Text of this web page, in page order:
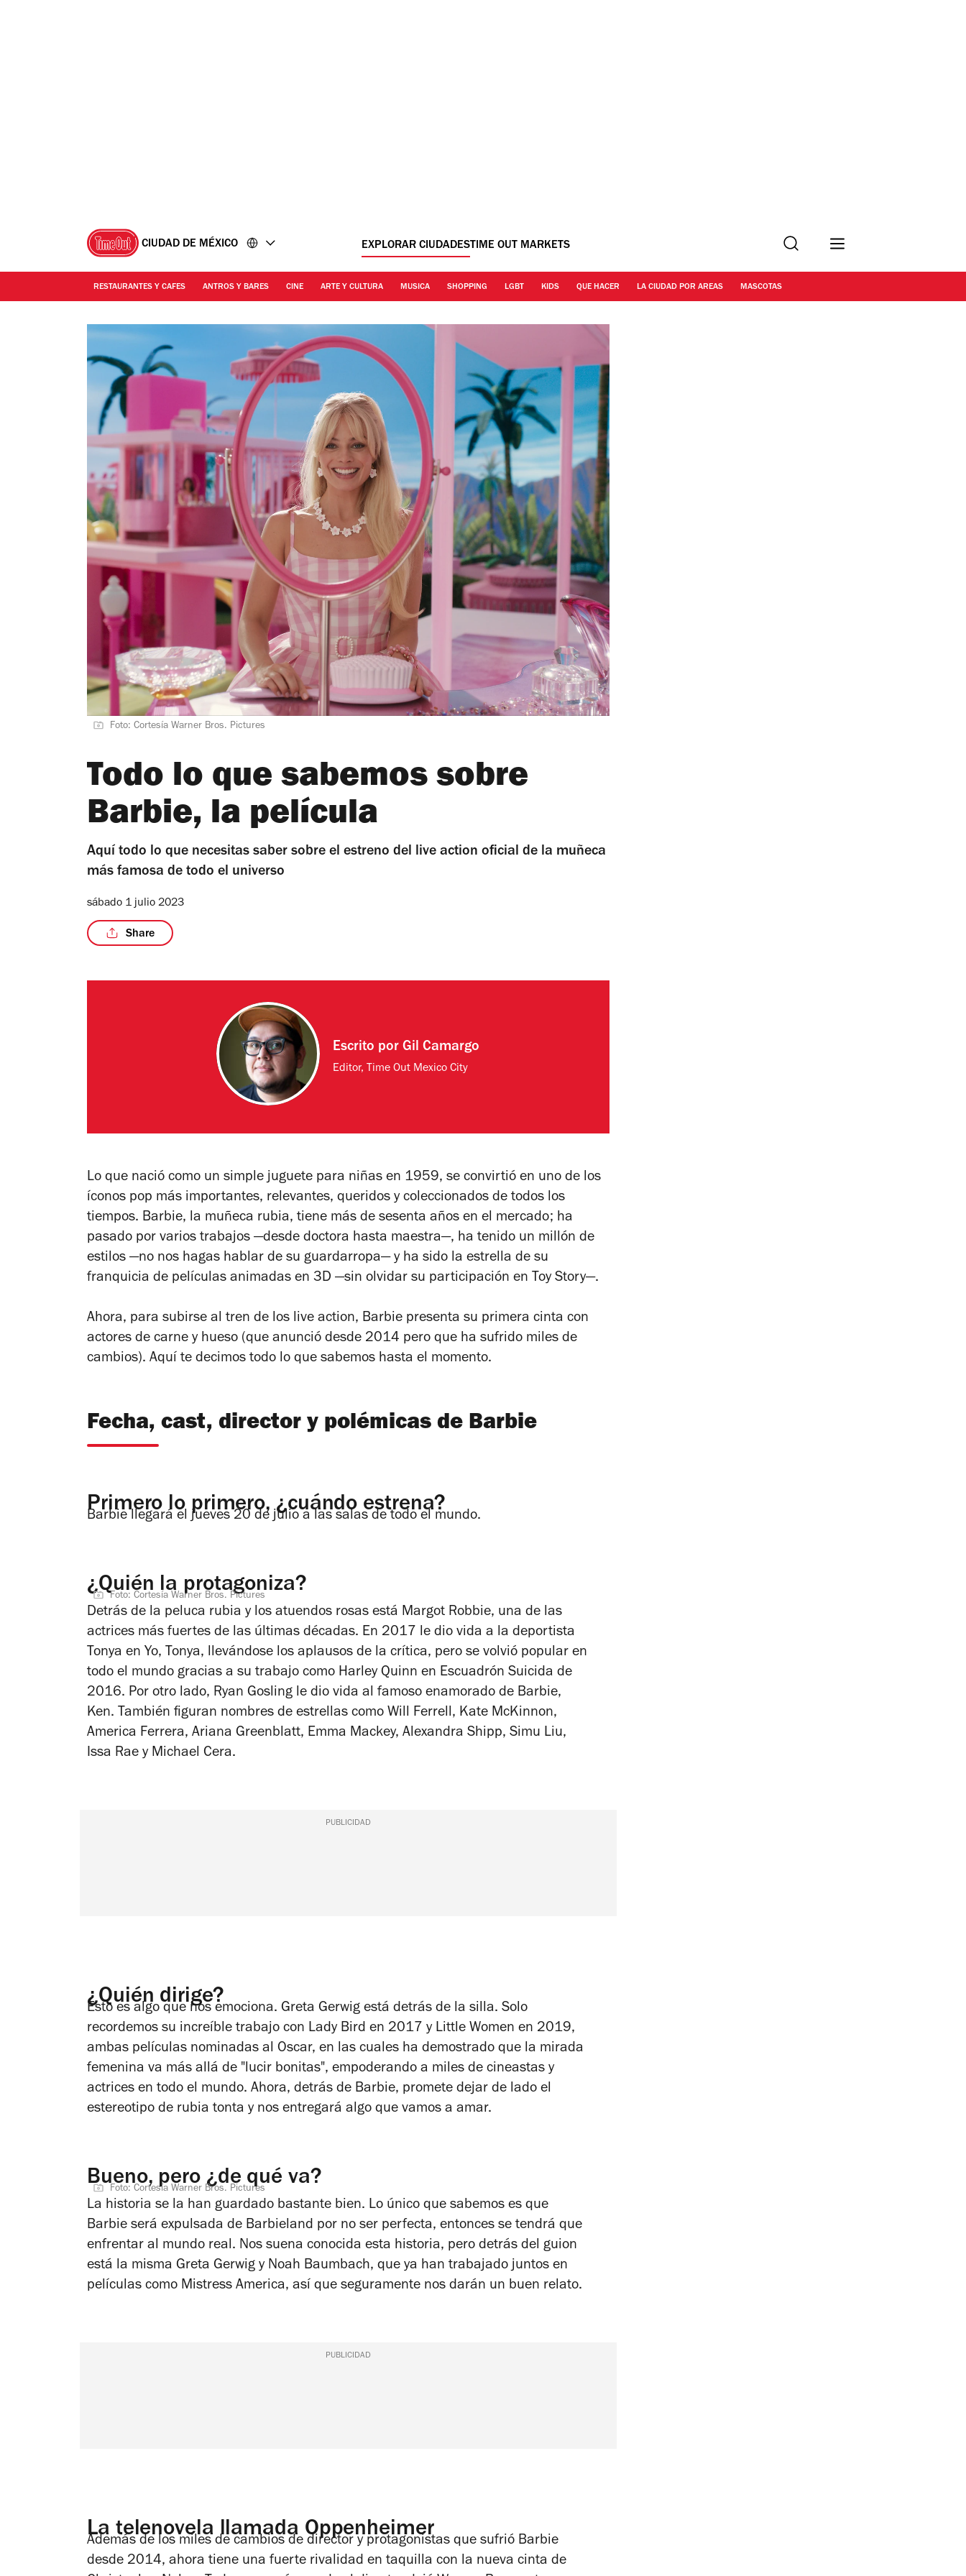
CIUDAD DE MÉXICO EXPLORAR CIUDADESTIME OUT MARKETS Buscar
RESTAURANTES Y CAFES ANTROS Y BARES CINE ARTE Y CULTURA MUSICA SHOPPING LGBT KIDS QUE HACER LA CIUDAD POR AREAS MASCOTAS
Foto: Cortesía Warner Bros. Pictures
Todo lo que sabemos sobre
Barbie, la película
Aquí todo lo que necesitas saber sobre el estreno del live action oficial de la muñeca
más famosa de todo el universo
sábado 1 julio 2023
Share
Escrito porGil Camargo
Editor, Time Out Mexico City
Lo que nació como un simple juguete para niñas en 1959, se convirtió en uno de los
íconos pop más importantes, relevantes, queridos y coleccionados de todos los
tiempos. Barbie, la muñeca rubia, tiene más de sesenta años en el mercado; ha
pasado por varios trabajos —desde doctora hasta maestra—, ha tenido un millón de
estilos —no nos hagas hablar de su guardarropa— y ha sido la estrella de su
franquicia de películas animadas en 3D —sin olvidar su participación en Toy Story—.
Ahora, para subirse al tren de los live action, Barbie presenta su primera cinta con
actores de carne y hueso (que anunció desde 2014 pero que ha sufrido miles de
cambios). Aquí te decimos todo lo que sabemos hasta el momento.
Fecha, cast, director y polémicas de Barbie
Primero lo primero, ¿cuándo estrena?
Barbie llegará el jueves 20 de julio a las salas de todo el mundo.
¿Quién la protagoniza?
Foto: Cortesía Warner Bros. Pictures
Detrás de la peluca rubia y los atuendos rosas está Margot Robbie, una de las
actrices más fuertes de las últimas décadas. En 2017 le dio vida a la deportista
Tonya en Yo, Tonya, llevándose los aplausos de la crítica, pero se volvió popular en
todo el mundo gracias a su trabajo como Harley Quinn en Escuadrón Suicida de
2016. Por otro lado, Ryan Gosling le dio vida al famoso enamorado de Barbie,
Ken. También figuran nombres de estrellas como Will Ferrell, Kate McKinnon,
America Ferrera, Ariana Greenblatt, Emma Mackey, Alexandra Shipp, Simu Liu,
Issa Rae y Michael Cera.
PUBLICIDAD
¿Quién dirige?
Esto es algo que nos emociona. Greta Gerwig está detrás de la silla. Solo
recordemos su increíble trabajo con Lady Bird en 2017 y Little Women en 2019,
ambas películas nominadas al Oscar, en las cuales ha demostrado que la mirada
femenina va más allá de "lucir bonitas", empoderando a miles de cineastas y
actrices en todo el mundo. Ahora, detrás de Barbie, promete dejar de lado el
estereotipo de rubia tonta y nos entregará algo que vamos a amar.
Bueno, pero ¿de qué va?
Foto: Cortesía Warner Bros. Pictures
La historia se la han guardado bastante bien. Lo único que sabemos es que
Barbie será expulsada de Barbieland por no ser perfecta, entonces se tendrá que
enfrentar al mundo real. Nos suena conocida esta historia, pero detrás del guion
está la misma Greta Gerwig y Noah Baumbach, que ya han trabajado juntos en
películas como Mistress America, así que seguramente nos darán un buen relato.
PUBLICIDAD
La telenovela llamada Oppenheimer
Además de los miles de cambios de director y protagonistas que sufrió Barbie
desde 2014, ahora tiene una fuerte rivalidad en taquilla con la nueva cinta de